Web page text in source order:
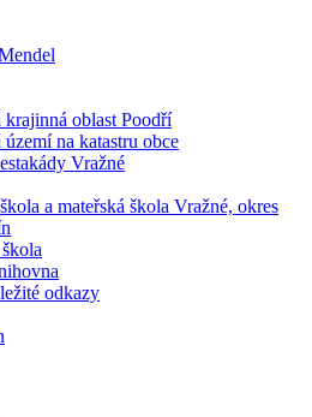
krajinná oblast Poodří
území na katastru obce
Vražné
a mateřská škola Vražné, okres
odkazy